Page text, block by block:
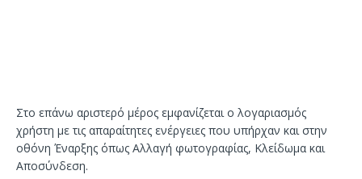
Στο επάνω αριστερό μέρος εμφανίζεται ο λογαριασμός
χρήστη με τις απαραίτητες ενέργειες που υπήρχαν και στην
οθόνη Έναρξης όπως Αλλαγή φωτογραφίας, Κλείδωμα και
Αποσύνδεση.